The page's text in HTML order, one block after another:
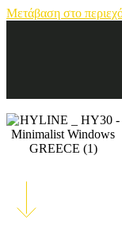
Μετάβαση στο